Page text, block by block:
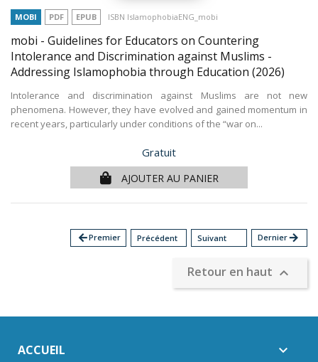
MOBI PDF EPUB ISBN IslamophobiaENG_mobi
mobi - Guidelines for Educators on Countering
Intolerance and Discrimination against Muslims -
Addressing Islamophobia through Education (2026)
Intolerance and discrimination against Muslims are not new
phenomena. However, they have evolved and gained momentum in
recent years, particularly under conditions of the “war on...
Prix
Gratuit
AJOUTER AU PANIER
arrow_backPremier Précédent Suivant Dernierarrow_forward
Retour en haut 
ACCUEIL 